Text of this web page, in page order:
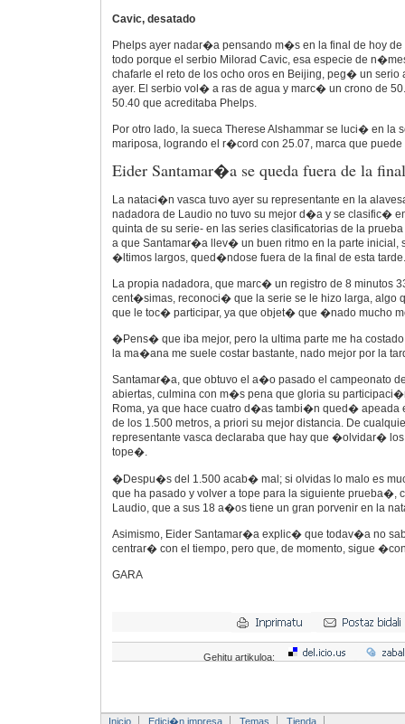
Cavic, desatado
Phelps ayer nadar�a pensando m�s en la final de hoy de
todo porque el serbio Milorad Cavic, esa especie de
chafarle el reto de los ocho oros en Beijing, peg� un serio
ayer. El serbio vol� a ras de agua y marc� un crono de
50.40 que acreditaba Phelps.
Por otro lado, la sueca Therese Alshammar se luci� en la
mariposa, logrando el r�cord con 25.07, marca que puede
Eider Santamar�a se queda fuera de la
La nataci�n vasca tuvo ayer su representante en la
nadadora de Laudio no tuvo su mejor d�a y se clasific�
quinta de su serie- en las series clasificatorias de la
a que Santamar�a llev� un buen ritmo en la parte inicial,
�ltimos largos, qued�ndose fuera de la final de esta tarde.
La propia nadadora, que marc� un registro de 8 minutos
cent�simas, reconoci� que la serie se le hizo larga, algo
que le toc� participar, ya que objet� que �nado mucho
�Pens� que iba mejor, pero la ultima parte me ha
la ma�ana me suele costar bastante, nado mejor por la
Santamar�a, que obtuvo el a�o pasado el campeonato
abiertas, culmina con m�s pena que gloria su
Roma, ya que hace cuatro d�as tambi�n qued� apeada
de los 1.500 metros, a priori su mejor distancia. De
representante vasca declaraba que hay que �olvidar�
tope�.
�Despu�s del 1.500 acab� mal; si olvidas lo malo es
que ha pasado y volver a tope para la siguiente prueba�,
Laudio, que a sus 18 a�os tiene un gran porvenir en la
Asimismo, Eider Santamar�a explic� que todav�a no
centrar� con el tiempo, pero que, de momento, sigue
GARA
Gehitu artikuloa:
Inicio Edici�n impresa Temas Tienda